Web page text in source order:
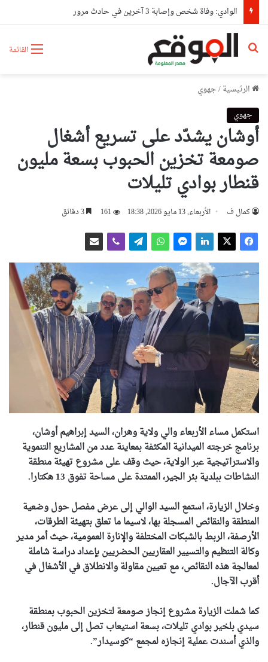
الوادي: وفاة شخص وإصابة 3 آخرين في حادث مرور
القائمة بحث عن
الرئيسية/جهوي
جهوي
أوشان يشدّد على تسريع أشغال
صومعة تخزين الحبوب بسعة مليون
قنطار بوادي تليلات
كمال ف الأربعاء, 13 مايو 2026, 18:38 161
استكمل مساء الأربعاء والي ولاية وهران، السيد إبراهيم أوشان،
برنامج خرجته الميدانية المكثفة بمعاينة عدد من المشاريع التنموية
والاستراتيجية عبر الولاية، حيث وقف على مشروع تهيئة منطقة
النشاطات ببلدية بئر الجير، الممتدة على مساحة تفوق 13 هكتارا.
وخلال الزيارة، استمع السيد الوالي إلى عرض مفصل حول وضعية
المنطقة والنقائص المسجلة بها، لاسيما ما تعلق بتهيئة الطرقات،
الأرصفة، الربط بالشبكات المختلفة والإنارة العمومية، حيث أمر مدير
وكالة التنظيم والتسيير العقاريين الحضريين بإعداد دراسة شاملة
لمعالجة هذه النقائص، مع تعيين مقاولة والانطلاق في الأشغال في
أقرب الآجال.
كما شملت الزيارة مشروع إنجاز صومعة لتخزين الحبوب بمنطقة
سيدي بلخير بوادي تليلات، بسعة استيعاب تصل إلى مليون قنطار،
والذي أسندت عملية إنجازه لمجمع “كوسيدار”.